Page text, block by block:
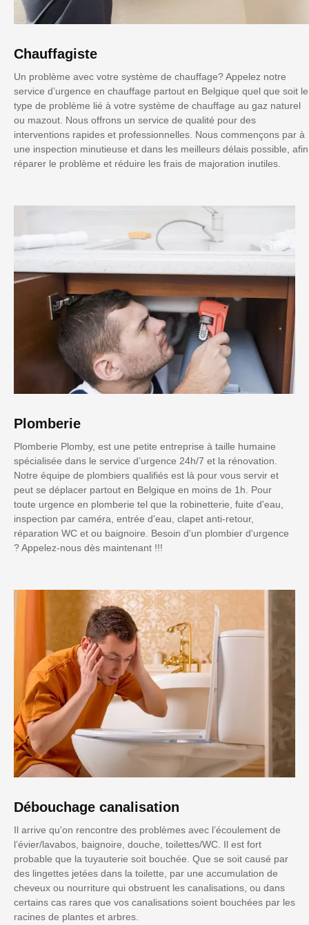
Chauffagiste
Un problème avec votre système de chauffage? Appelez notre
service d’urgence en chauffage partout en Belgique quel que soit le
type de problème lié à votre système de chauffage au gaz naturel
ou mazout. Nous offrons un service de qualité pour des
interventions rapides et professionnelles. Nous commençons par à
une inspection minutieuse et dans les meilleurs délais possible, afin
réparer le problème et réduire les frais de majoration inutiles.
Plomberie
Plomberie Plomby, est une petite entreprise à taille humaine
spécialisée dans le service d’urgence 24h/7 et la rénovation.
Notre équipe de plombiers qualifiés est là pour vous servir et
peut se déplacer partout en Belgique en moins de 1h. Pour
toute urgence en plomberie tel que la robinetterie, fuite d'eau,
inspection par caméra, entrée d'eau, clapet anti-retour,
réparation WC et ou baignoire. Besoin d'un plombier d'urgence
? Appelez-nous dès maintenant !!!
Débouchage canalisation
Il arrive qu'on rencontre des problèmes avec l’écoulement de
l’évier/lavabos, baignoire, douche, toilettes/WC. Il est fort
probable que la tuyauterie soit bouchée. Que se soit causé par
des lingettes jetées dans la toilette, par une accumulation de
cheveux ou nourriture qui obstruent les canalisations, ou dans
certains cas rares que vos canalisations soient bouchées par les
racines de plantes et arbres.